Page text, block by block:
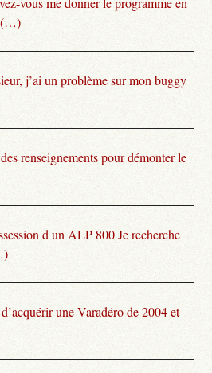
(…)
j’ai un problème sur mon buggy
renseignements pour démonter le
d un ALP 800 Je recherche
une Varadéro de 2004 et